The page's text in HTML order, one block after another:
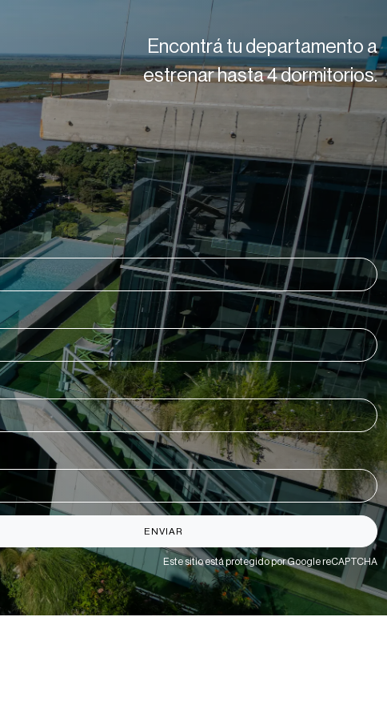
Encontrá tu departamento a
estrenar hasta 4 dormitorios.
ENVIAR
Este sitio está protegido por Google reCAPTCHA